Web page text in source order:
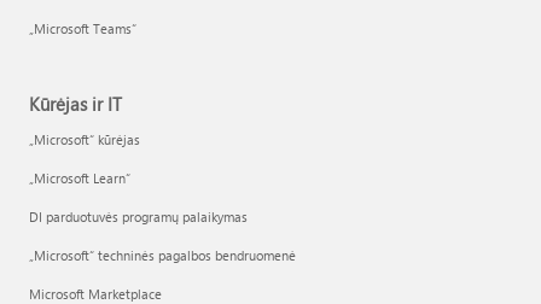
„Microsoft Teams“
Kūrėjas ir IT
„Microsoft“ kūrėjas
„Microsoft Learn“
DI parduotuvės programų palaikymas
„Microsoft“ techninės pagalbos bendruomenė
Microsoft Marketplace